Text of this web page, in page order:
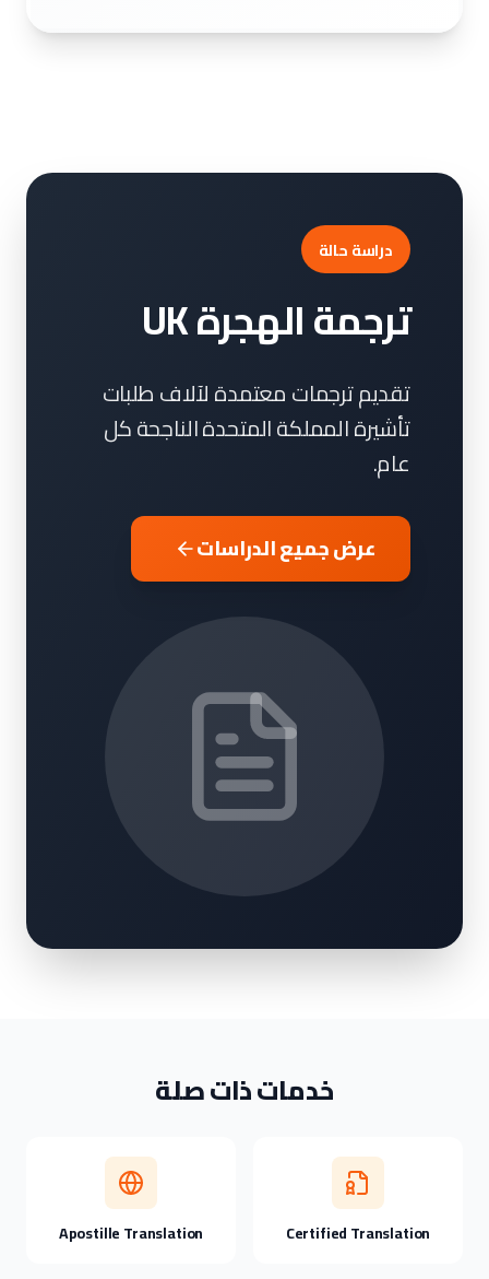
دراسة حالة
ترجمة الهجرة UK
تقديم ترجمات معتمدة لآلاف طلبات
تأشيرة المملكة المتحدة الناجحة كل
عام.
عرض جميع الدراسات
خدمات ذات صلة
Certified Translation
Apostille Translation